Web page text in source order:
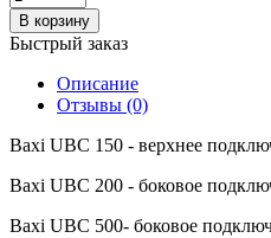
В корзину
Быстрый заказ
Описание
Отзывы (0)
Baxi UBC 150 - верхнее
Baxi UBC 200 - боковое
Baxi UBC 500- боковое